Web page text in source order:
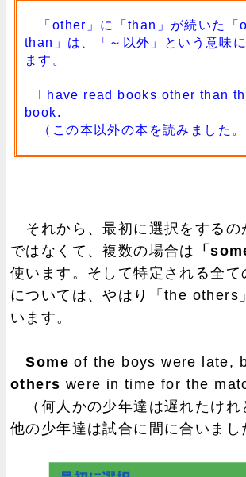
「other」に「than」が続いた「
than」は、「～以外」という意味に
ます。
I have read books other than
book.
（この本以外の本を読みました。
それから、最初に選択をするの
ではなくて、複数の場合は
「
使います。そして特定される全て
については、やはり「the others
います。
Some of the boys were late,
others were in time for the
（何人かの少年達は遅れたけれ
他の少年達は試合に間に合いまし